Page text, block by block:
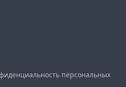
персональных